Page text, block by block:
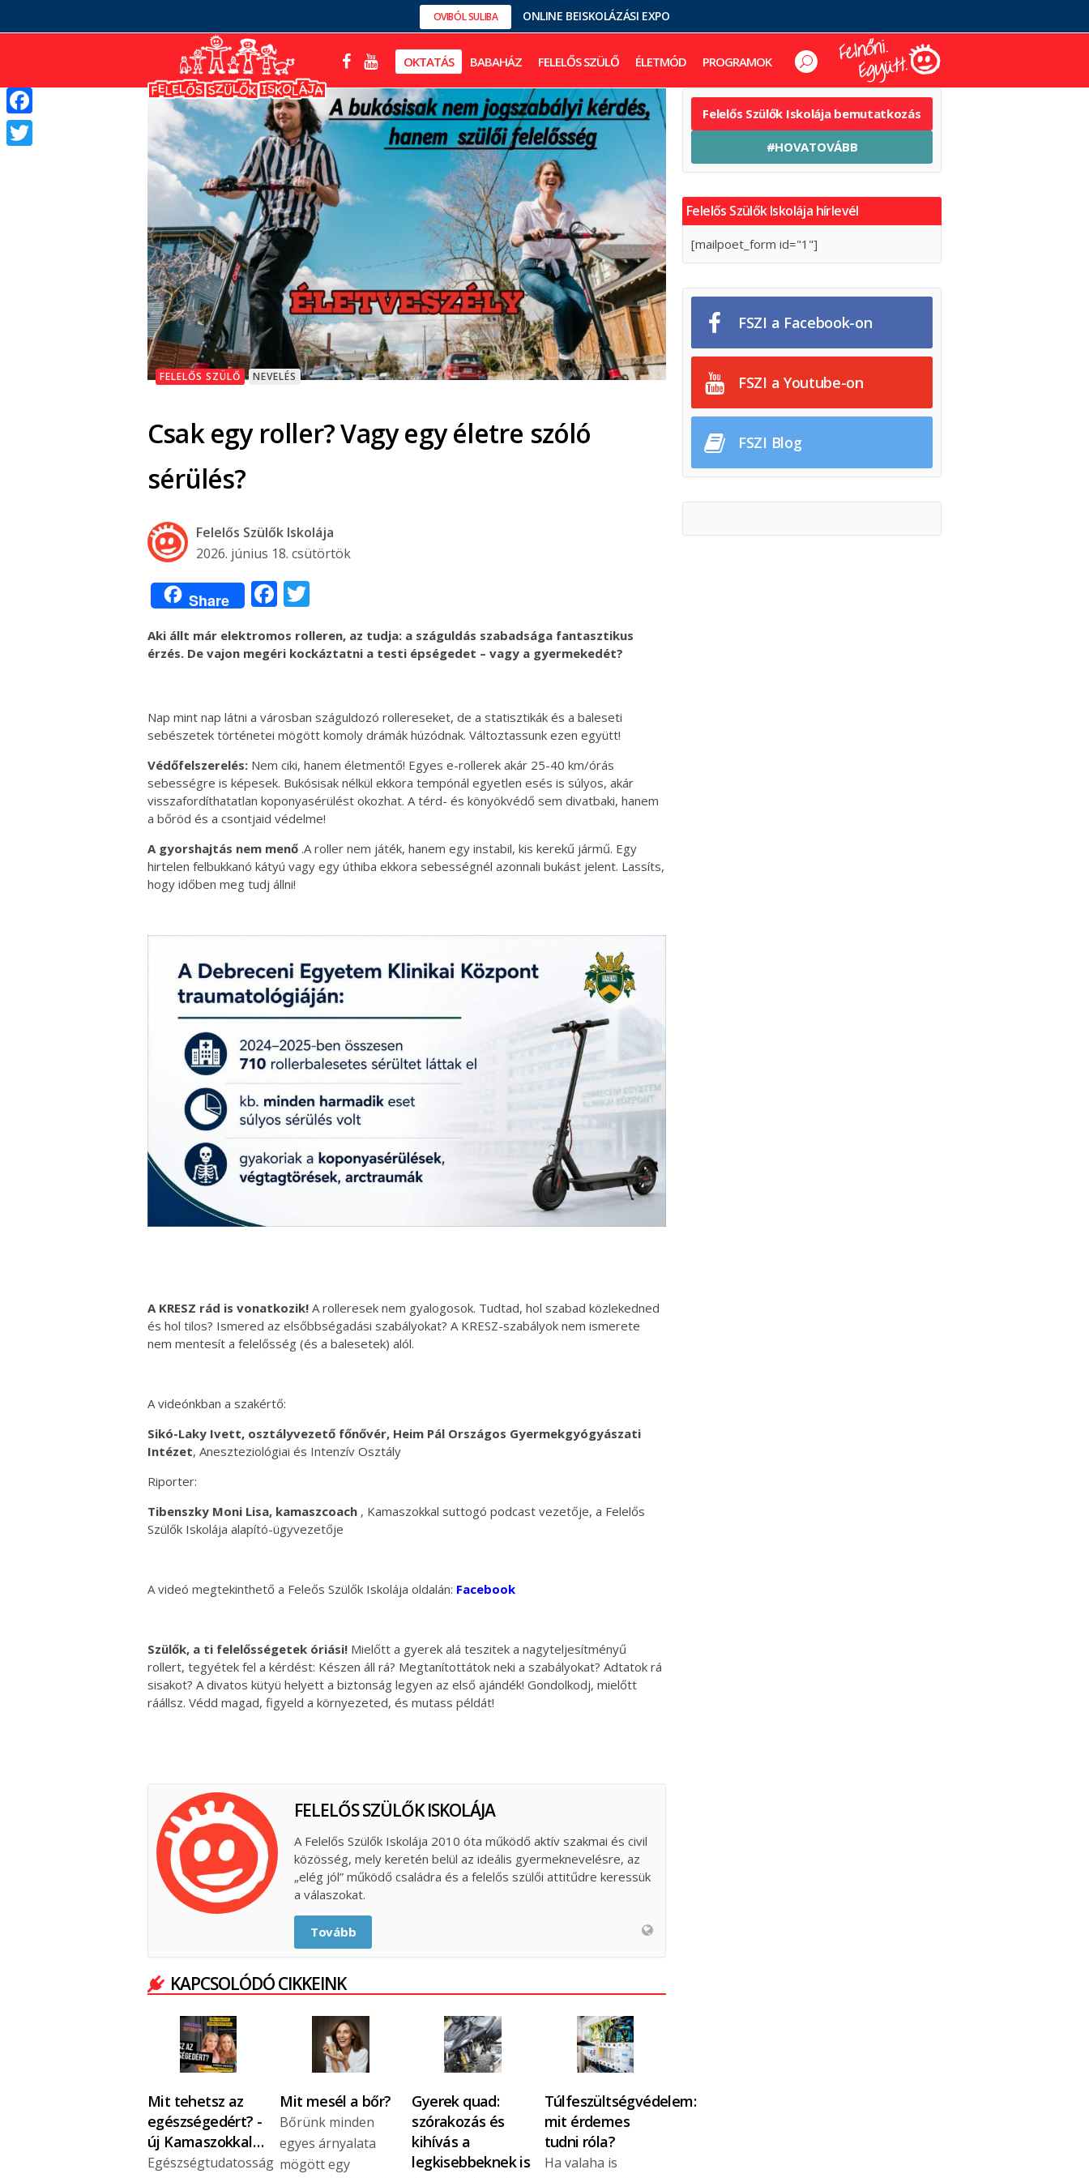
OVIBÓL SULIBA ONLINE BEISKOLÁZÁSI EXPO
OKTATÁS BABAHÁZ FELELŐS SZÜLŐ ÉLETMÓD PROGRAMOK
FELELŐS SZÜLŐ NEVELÉS
Csak egy roller? Vagy egy életre szóló
sérülés?
Felelős Szülők Iskolája
2026. június 18. csütörtök
Share Facebook
Aki állt már elektromos rolleren, az tudja: a száguldás szabadsága fantasztikus
érzés. De vajon megéri kockáztatni a testi épségedet – vagy a gyermekedét?
Nap mint nap látni a városban száguldozó rollereseket, de a statisztikák és a baleseti
sebészetek történetei mögött komoly drámák húzódnak. Változtassunk ezen együtt!
Védőfelszerelés: Nem ciki, hanem életmentő! Egyes e-rollerek akár 25-40 km/órás
sebességre is képesek. Bukósisak nélkül ekkora tempónál egyetlen esés is súlyos, akár
visszafordíthatatlan koponyasérülést okozhat. A térd- és könyökvédő sem divatbaki, hanem
a bőröd és a csontjaid védelme!
A gyorshajtás nem menő .A roller nem játék, hanem egy instabil, kis kerekű jármű. Egy
hirtelen felbukkanó kátyú vagy egy úthiba ekkora sebességnél azonnali bukást jelent. Lassíts,
hogy időben meg tudj állni!
A KRESZ rád is vonatkozik! A rolleresek nem gyalogosok. Tudtad, hol szabad közlekedned
és hol tilos? Ismered az elsőbbségadási szabályokat? A KRESZ-szabályok nem ismerete
nem mentesít a felelősség (és a balesetek) alól.
A videónkban a szakértő:
Sikó-Laky Ivett, osztályvezető főnővér, Heim Pál Országos Gyermekgyógyászati
Intézet, Aneszteziológiai és Intenzív Osztály
Riporter:
Tibenszky Moni Lisa, kamaszcoach , Kamaszokkal suttogó podcast vezetője, a Felelős
Szülők Iskolája alapító-ügyvezetője
A videó megtekinthető a Feleős Szülők Iskolája oldalán: Facebook
Szülők, a ti felelősségetek óriási! Mielőtt a gyerek alá teszitek a nagyteljesítményű
rollert, tegyétek fel a kérdést: Készen áll rá? Megtanítottátok neki a szabályokat? Adtatok rá
sisakot? A divatos kütyü helyett a biztonság legyen az első ajándék! Gondolkodj, mielőtt
ráállsz. Védd magad, figyeld a környezeted, és mutass példát!
FELELŐS SZÜLŐK ISKOLÁJA
A Felelős Szülők Iskolája 2010 óta működő aktív szakmai és civil
közösség, mely keretén belül az ideális gyermeknevelésre, az
„elég jól” működő családra és a felelős szülői attitűdre keressük
a válaszokat.
Tovább
KAPCSOLÓDÓ CIKKEINK
Mit tehetsz az
egészségedért? -
új Kamaszokkal…
Egészségtudatosság
Mit mesél a bőr?
Bőrünk minden
egyes árnyalata
mögött egy
Gyerek quad:
szórakozás és
kihívás a
legkisebbeknek is
Túlfeszültségvédelem:
mit érdemes
tudni róla?
Ha valaha is
Felelős Szülők Iskolája bemutatkozás
#HOVATOVÁBB
Felelős Szülők Iskolája hírlevél
[mailpoet_form id="1"]
FSZI a Facebook-on
FSZI a Youtube-on
FSZI Blog
Facebook